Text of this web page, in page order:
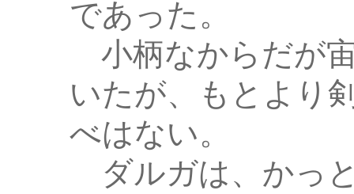
であった。
小柄なからだが
いたが、もとより
べはない。
ダルガは、かっ